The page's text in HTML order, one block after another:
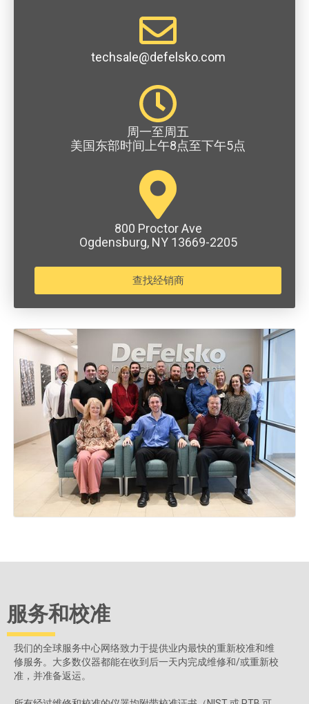
techsale@defelsko.com
周一至周五
美国东部时间上午8点至下午5点
800 Proctor Ave
Ogdensburg, NY 13669-2205
查找经销商
服务和校准
我们的全球服务中心网络致力于提供业内最快的重新校准和维
修服务。大多数仪器都能在收到后一天内完成维修和/或重新校
准，并准备返运。